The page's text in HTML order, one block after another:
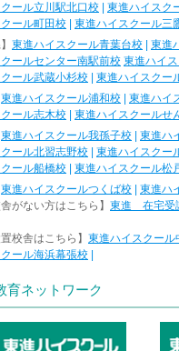
ール立川駅北口校
東進ハイスク
ール町田校
東進ハイスクール三
東進ハイスクール青葉台校 東進
ールセンター南駅前校 東進ハイ
ール武蔵小杉校
東進ハイスクー
東進ハイスクール浦和校 東進ハイ
ール志木校
東進ハイスクールせ
東進ハイスクール我孫子校 東進ハ
ール北習志野校
東進ハイスクー
ール船橋校
東進ハイスクール松
東進ハイスクールつくば校 東進ハ
舎がない方はこちら】 東進 在宅受
校舎はこちら】 東進ハイスクー
ール海浜幕張校
育ネットワーク